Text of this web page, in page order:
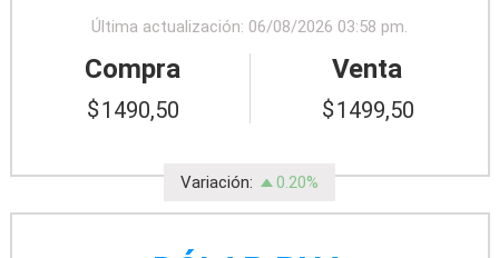
Última actualización: 06/08/2026 03:58 pm.
Compra
1490,50
Venta
1499,50
Variación: 0.20%